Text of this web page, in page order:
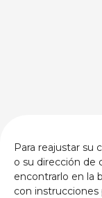
Para reajustar su
o su dirección de
encontrarlo en la
con instrucciones